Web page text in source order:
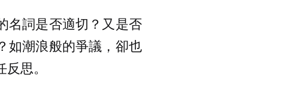
名詞是否適切？又是否
如潮浪般的爭議，卻也
思。